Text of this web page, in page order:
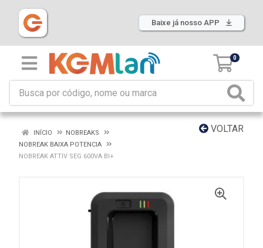
Baixe já nosso APP
0
VOLTAR
INÍCIO
NOBREAKS
NOBREAK BAIXA POTENCIA
NOBREAK ATTIV SEG 600VA BI+